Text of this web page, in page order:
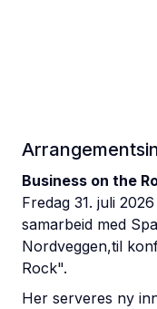
Business on the
Fredag 31. juli
samarbeid med
Nordveggen,til
Rock".
Her serveres ny